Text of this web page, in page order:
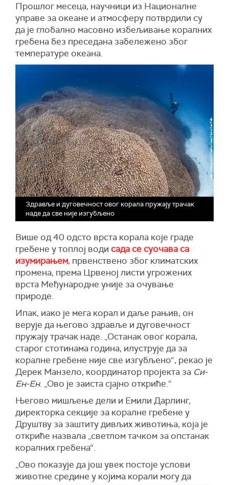
Прошлог месеца, научници из Националне
управе за океане и атмосферу потврдили су
да је глобално масовно избељивање коралних
гребена без преседана забележено због
температуре океана.
Здравље и дуговечност овог корала пружају трачак
наде да све није изгубљено
Више од 40 одсто врста корала које граде
гребене у топлој води сада се суочава са
изумирањем, првенствено због климатских
промена, према Црвеној листи угрожених
врста Међународне уније за очување
природе.
Ипак, иако је мега корал и даље рањив, он
верује да његово здравље и дуговечност
пружају трачак наде. „Останак овог корала,
старог стотинама година, илуструје да за
коралне гребене није све изгубљено“, рекао је
Дерек Манзело, координатор пројекта за Си-
Ен-Ен. „Ово је заиста сјајно откриће.“
Његово мишљење дели и Емили Дарлинг,
директорка секције за коралне гребене у
Друштву за заштиту дивљих животиња, која је
откриће назвала „светлом тачком за опстанак
коралних гребена“.
„Ово показује да још увек постоје услови
животне средине у којима корали могу да